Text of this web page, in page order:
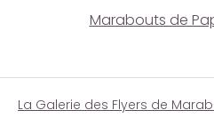
Marabouts de
La Galerie des Flyers de